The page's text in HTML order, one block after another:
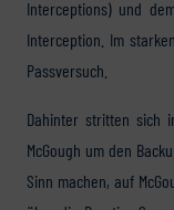
Interceptions) und
Interception. Im
Passversuch.
Dahinter stritten sich
McGough um den
Sinn machen, auf